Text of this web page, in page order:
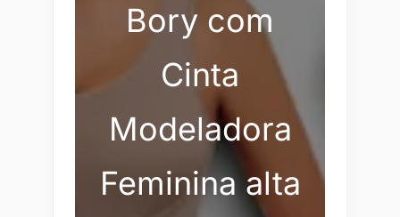
Bory com
Cinta
Modeladora
Feminina alta